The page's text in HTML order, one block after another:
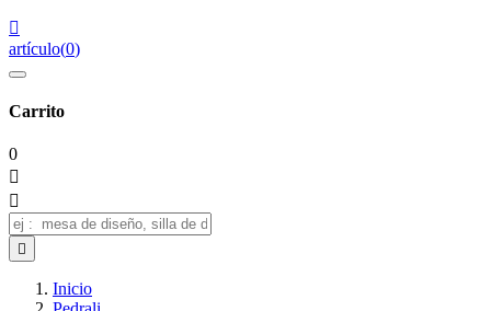

artículo(0)
Carrito
0



Inicio